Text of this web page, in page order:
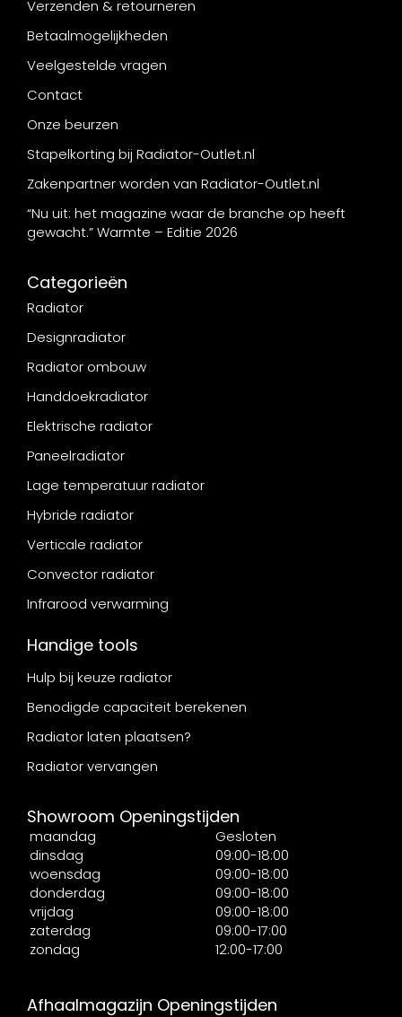
Verzenden & retourneren
Betaalmogelijkheden
Veelgestelde vragen
Contact
Onze beurzen
Stapelkorting bij Radiator-Outlet.nl
Zakenpartner worden van Radiator-Outlet.nl
“Nu uit: het magazine waar de branche op heeft
gewacht.” Warmte – Editie 2026
Categorieën
Radiator
Designradiator
Radiator ombouw
Handdoekradiator
Elektrische radiator
Paneelradiator
Lage temperatuur radiator
Hybride radiator
Verticale radiator
Convector radiator
Infrarood verwarming
Handige tools
Hulp bij keuze radiator
Benodigde capaciteit berekenen
Radiator laten plaatsen?
Radiator vervangen
Showroom Openingstijden
maandag
Gesloten
dinsdag
09:00-18:00
woensdag
09:00-18:00
donderdag
09:00-18:00
vrijdag
09:00-18:00
zaterdag
09:00-17:00
zondag
12:00-17:00
Afhaalmagazijn Openingstijden